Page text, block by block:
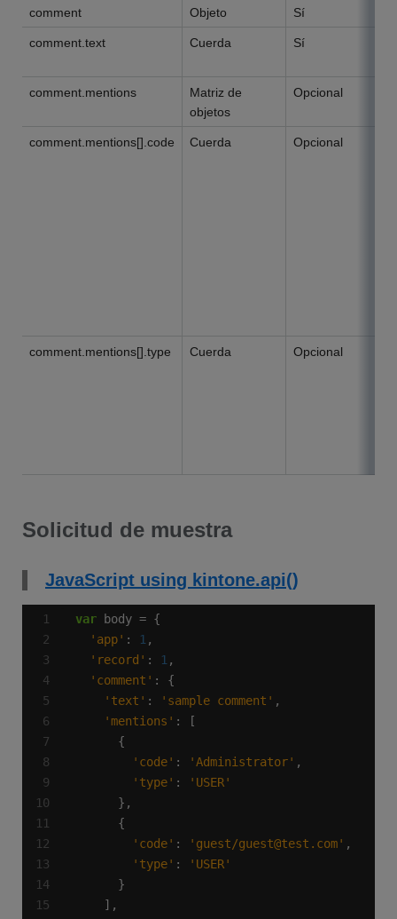
comment Objeto Sí
comment.text Cuerda Sí
comment.mentions
Matriz de
objetos
Opcional
comment.mentions[].code Cuerda Opcional
comment.mentions[].type Cuerda Opcional
Solicitud de muestra
JavaScript using kintone.api()
4
14
var
'app' : 1
'record' : 1
'comment'
'text' : 'sample comment'
'mentions'
'code' : 'Administrator'
'type' :
'USER'
'code' : 'guest/guest@test.com'
'type' :
'USER'